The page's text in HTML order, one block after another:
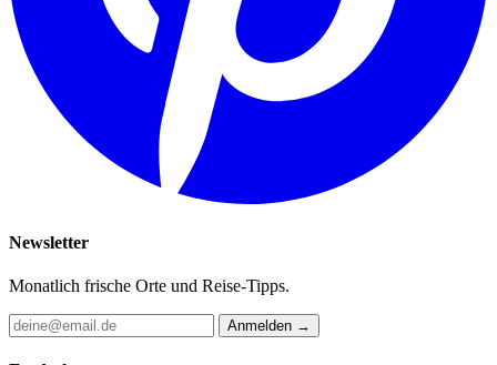
Newsletter
Monatlich frische Orte und Reise-Tipps.
Anmelden →